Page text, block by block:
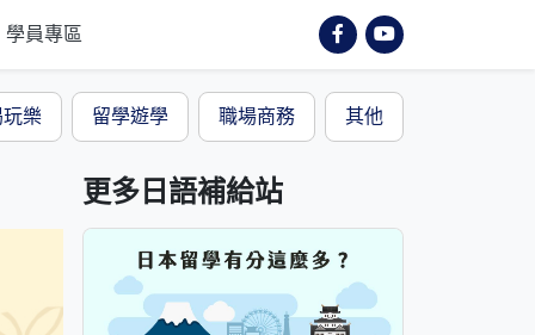
學員專區
樂 留學遊學 職場商務 其他
更多日語補給站